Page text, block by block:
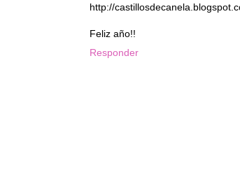
http://
Feliz año!!
Responder